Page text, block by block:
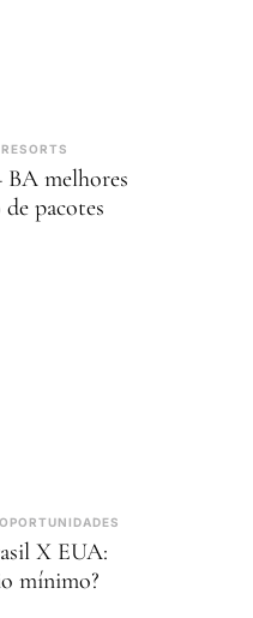
BA melhores
pacotes
X EUA:
mínimo?